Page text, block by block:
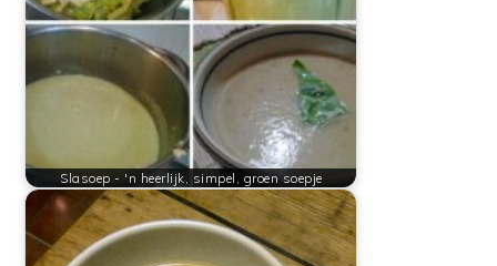
Slasoep - 'n heerlijk, simpel, groen soepje